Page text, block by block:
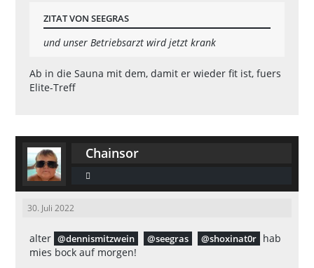
ZITAT VON SEEGRAS
und unser Betriebsarzt wird jetzt krank
Ab in die Sauna mit dem, damit er wieder fit ist, fuers
Elite-Treff
Chainsor

30. Juli 2022
alter dennismitzwein seegras shoxinat0r hab
mies bock auf morgen!